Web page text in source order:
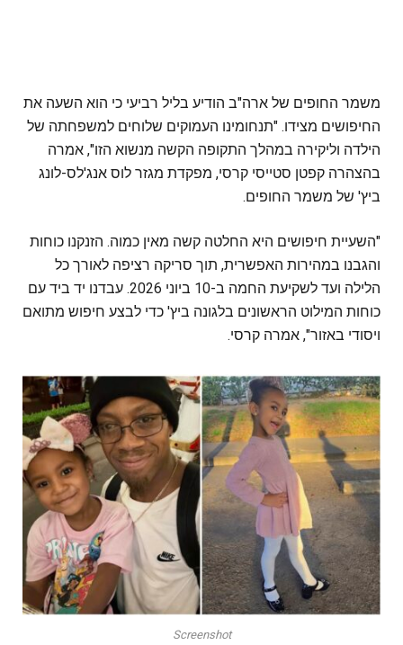
משמר החופים של ארה"ב הודיע בליל רביעי כי הוא השעה את
החיפושים מצידו. "תנחומינו העמוקים שלוחים למשפחתה של
הילדה וליקירה במהלך התקופה הקשה מנשוא הזו", אמרה
בהצהרה קפטן סטייסי קרסי, מפקדת מגזר לוס אנג'לס-לונג
ביץ' של משמר החופים.
"השעיית חיפושים היא החלטה קשה מאין כמוה. הזנקנו כוחות
והגבנו במהירות האפשרית, תוך סריקה רציפה לאורך כל
הלילה ועד לשקיעת החמה ב-10 ביוני 2026. עבדנו יד ביד עם
כוחות המילוט הראשונים בלגונה ביץ' כדי לבצע חיפוש מתואם
ויסודי באזור", אמרה קרסי.
Screenshot